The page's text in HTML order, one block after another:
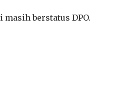
berstatus DPO.